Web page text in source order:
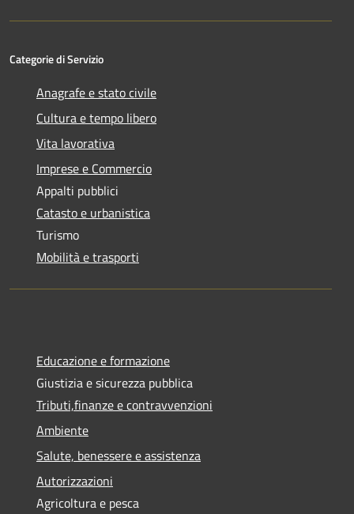
Categorie di Servizio
Anagrafe e stato civile
Cultura e tempo libero
Vita lavorativa
Imprese e Commercio
Appalti pubblici
Catasto e urbanistica
Turismo
Mobilità e trasporti
Educazione e formazione
Giustizia e sicurezza pubblica
Tributi,finanze e contravvenzioni
Ambiente
Salute, benessere e assistenza
Autorizzazioni
Agricoltura e pesca